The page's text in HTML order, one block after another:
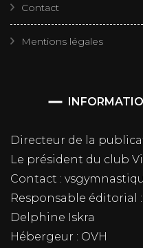
Contact
Mentions légales
Directeur de la
Le président du club
Contact :
Responsable éditorial :
Delphine Iskra
Hébergeur : OVH